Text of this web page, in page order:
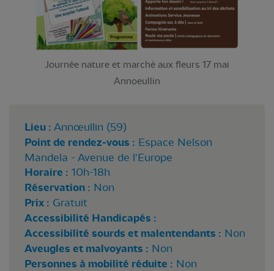
Journée nature et marché aux fleurs 17 mai
Annoeullin
Lieu : Annœullin (59)
Point de rendez-vous : Espace Nelson
Mandela - Avenue de l'Europe
Horaire : 10h-18h
Réservation : Non
Prix : Gratuit
Accessibilité Handicapés :
Accessibilité sourds et malentendants : Non
Aveugles et malvoyants : Non
Personnes à mobilité réduite : Non